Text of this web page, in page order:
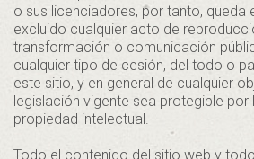
o sus licenciadores, por tanto, queda
excluido cualquier acto de
transformación o comunicación
cualquier tipo de cesión, del todo o
este sitio, y en general de cualquier
legislación vigente sea protegible por
propiedad intelectual.
Todo el contenido del sitio web y